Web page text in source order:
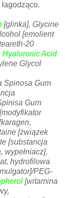
[glinka], Glycine
[emolient
20
Hyaluronic Acid
Glycol
Spinosa Gum
Gum
[związek
[substancja
wypełniacz],
hydrofilowa
PEG-
[witamina